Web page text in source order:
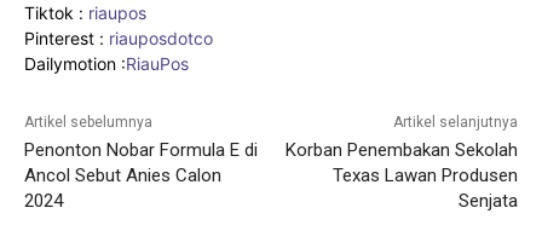
Tiktok : riaupos
Pinterest : riauposdotco
Dailymotion :RiauPos
Artikel sebelumnya
Penonton Nobar Formula E di
Ancol Sebut Anies Calon
2024
Artikel selanjutnya
Korban Penembakan Sekolah
Texas Lawan Produsen
Senjata